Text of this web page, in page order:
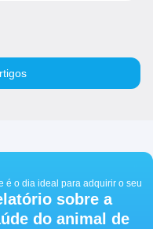
é o dia ideal para adquirir o seu
sobre a
do animal de